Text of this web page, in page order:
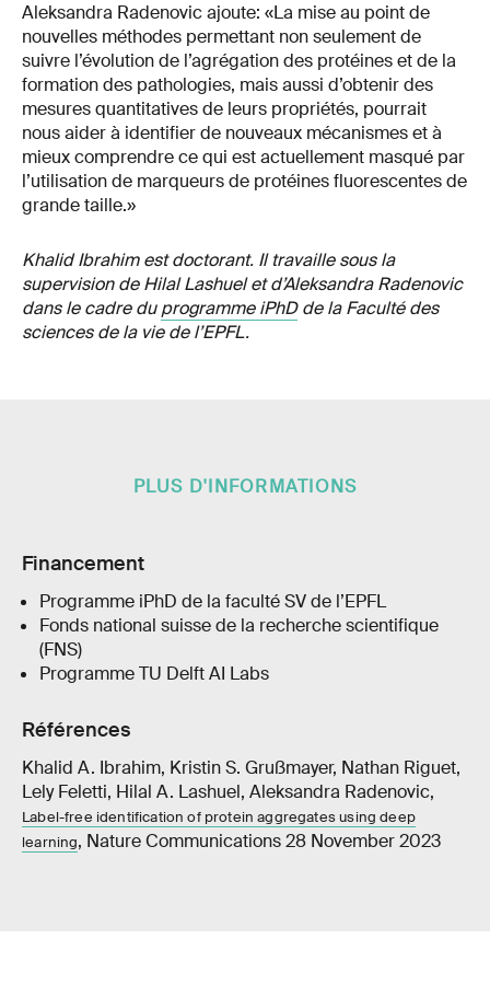
Aleksandra Radenovic ajoute: «La mise au point de
nouvelles méthodes permettant non seulement de
suivre l’évolution de l’agrégation des protéines et de la
formation des pathologies, mais aussi d’obtenir des
mesures quantitatives de leurs propriétés, pourrait
nous aider à identifier de nouveaux mécanismes et à
mieux comprendre ce qui est actuellement masqué par
l’utilisation de marqueurs de protéines fluorescentes de
grande taille.»
Khalid Ibrahim est doctorant. Il travaille sous la
supervision de Hilal Lashuel et d’Aleksandra Radenovic
dans le cadre duprogramme iPhDde la Faculté des
sciences de la vie de l’EPFL.
PLUS D'INFORMATIONS
Financement
Programme iPhD de la faculté SV de l’EPFL
Fonds national suisse de la recherche scientifique
(FNS)
Programme TU Delft AI Labs
Références
Khalid A. Ibrahim, Kristin S. Grußmayer, Nathan Riguet,
Lely Feletti, Hilal A. Lashuel, Aleksandra Radenovic,
Label-free identification of protein aggregates using deep
learning, Nature Communications 28 November 2023